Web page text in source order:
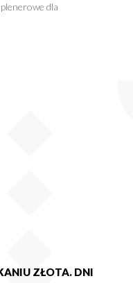
dla
ZŁOTA. DNI